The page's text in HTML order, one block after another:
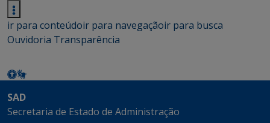
ir para conteúdoir para navegaçãoir para busca
Ouvidoria Transparência
SAD
Secretaria de Estado de Administração